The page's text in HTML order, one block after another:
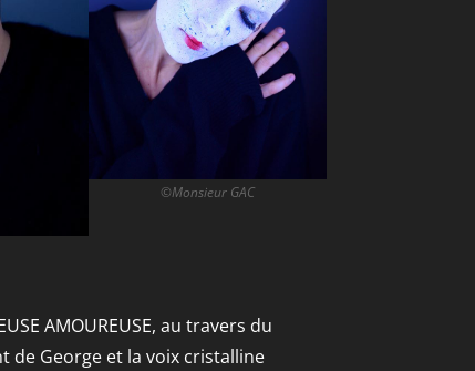
©Monsieur GAC
AMOUREUSE, au travers du
de George et la voix cristalline